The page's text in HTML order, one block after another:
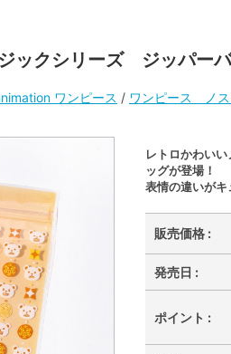
ジックシリーズ ジッパー
ワンピース / ワンピース ノス
レトロかわい
ッグが登場！
表情の違いがキ
販売価格 :
発売日 :
ポイント :